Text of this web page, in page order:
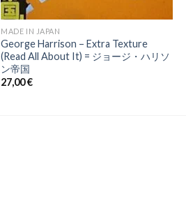
MADE IN JAPAN
George Harrison ‎– Extra Texture
(Read All About It) = ジョージ・ハリソ
ン帝国
27,00€